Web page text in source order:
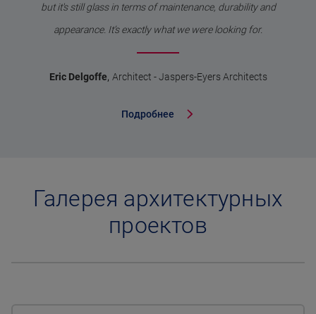
Eric Delgoffe, Architect - Jaspers-Eyers Architects
but it's still glass in terms of maintenance, durability and
appearance. It’s exactly what we were looking for.
Подробнее
Галерея архитектурных
проектов